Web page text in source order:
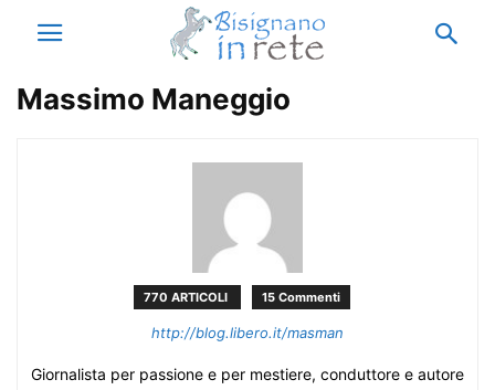
Massimo Maneggio
770 ARTICOLI 15 Commenti
http://blog.libero.it/masman
Giornalista per passione e per mestiere, conduttore e autore